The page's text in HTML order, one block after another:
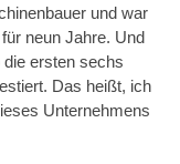
und war
neun Jahre. Und
ersten sechs
Das heißt, ich
Unternehmens